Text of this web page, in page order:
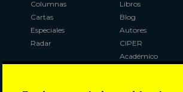
Columnas
Cartas
Especiales
Radar
Libros
Blog
Autores
CIPER
Académico